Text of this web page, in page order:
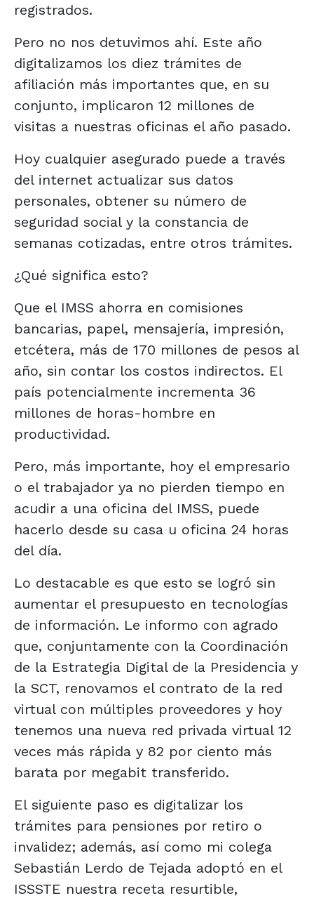
registrados.
Pero no nos detuvimos ahí. Este año
digitalizamos los diez trámites de
afiliación más importantes que, en su
conjunto, implicaron 12 millones de
visitas a nuestras oficinas el año pasado.
Hoy cualquier asegurado puede a través
del internet actualizar sus datos
personales, obtener su número de
seguridad social y la constancia de
semanas cotizadas, entre otros trámites.
¿Qué significa esto?
Que el IMSS ahorra en comisiones
bancarias, papel, mensajería, impresión,
etcétera, más de 170 millones de pesos al
año, sin contar los costos indirectos. El
país potencialmente incrementa 36
millones de horas-hombre en
productividad.
Pero, más importante, hoy el empresario
o el trabajador ya no pierden tiempo en
acudir a una oficina del IMSS, puede
hacerlo desde su casa u oficina 24 horas
del día.
Lo destacable es que esto se logró sin
aumentar el presupuesto en tecnologías
de información. Le informo con agrado
que, conjuntamente con la Coordinación
de la Estrategia Digital de la Presidencia y
la SCT, renovamos el contrato de la red
virtual con múltiples proveedores y hoy
tenemos una nueva red privada virtual 12
veces más rápida y 82 por ciento más
barata por megabit transferido.
El siguiente paso es digitalizar los
trámites para pensiones por retiro o
invalidez; además, así como mi colega
Sebastián Lerdo de Tejada adoptó en el
ISSSTE nuestra receta resurtible,